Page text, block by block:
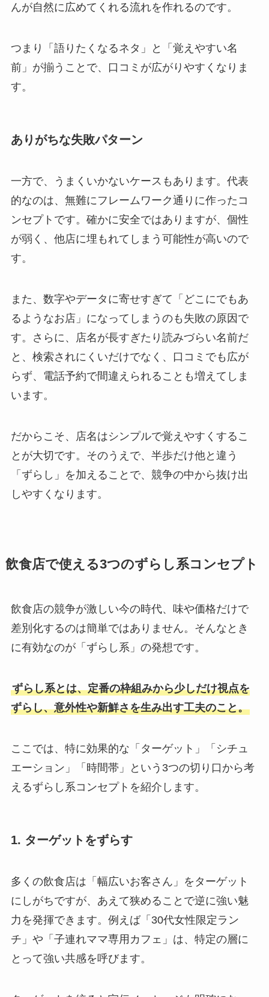
んが自然に広めてくれる流れを作れるのです。
つまり「語りたくなるネタ」と「覚えやすい名
前」が揃うことで、口コミが広がりやすくなりま
す。
ありがちな失敗パターン
一方で、うまくいかないケースもあります。代表
的なのは、無難にフレームワーク通りに作ったコ
ンセプトです。確かに安全ではありますが、個性
が弱く、他店に埋もれてしまう可能性が高いので
す。
また、数字やデータに寄せすぎて「どこにでもあ
るようなお店」になってしまうのも失敗の原因で
す。さらに、店名が長すぎたり読みづらい名前だ
と、検索されにくいだけでなく、口コミでも広が
らず、電話予約で間違えられることも増えてしま
います。
だからこそ、店名はシンプルで覚えやすくするこ
とが大切です。そのうえで、半歩だけ他と違う
「ずらし」を加えることで、競争の中から抜け出
しやすくなります。
飲食店で使える3つのずらし系コンセプト
飲食店の競争が激しい今の時代、味や価格だけで
差別化するのは簡単ではありません。そんなとき
に有効なのが「ずらし系」の発想です。
ずらし系とは、定番の枠組みから少しだけ視点を
ずらし、意外性や新鮮さを生み出す工夫のこと。
ここでは、特に効果的な「ターゲット」「シチュ
エーション」「時間帯」という3つの切り口から考
えるずらし系コンセプトを紹介します。
1. ターゲットをずらす
多くの飲食店は「幅広いお客さん」をターゲット
にしがちですが、あえて狭めることで逆に強い魅
力を発揮できます。例えば「30代女性限定ラン
チ」や「子連れママ専用カフェ」は、特定の層に
とって強い共感を呼びます。